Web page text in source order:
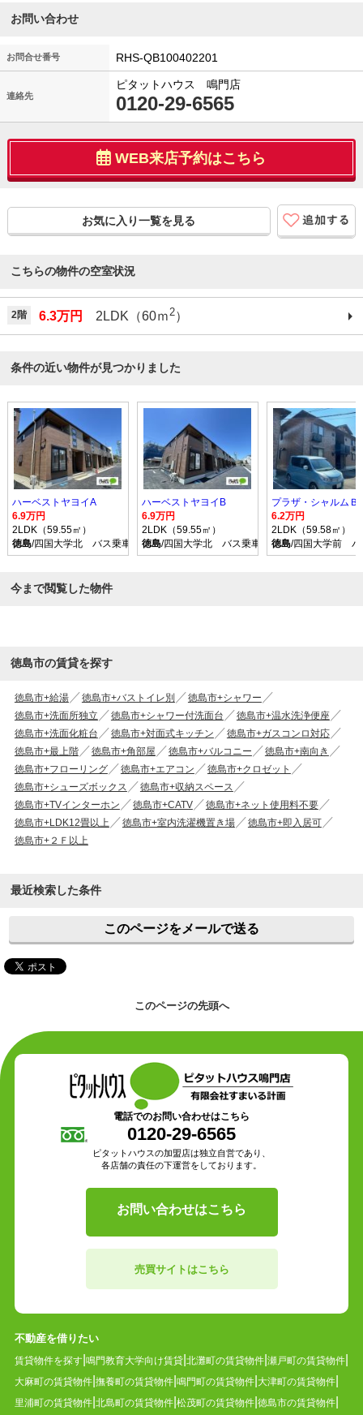
お問い合わせ
お問合せ番号 RHS-QB100402201
連絡先
ピタットハウス 鳴門店
0120-29-6565
WEB来店予約はこちら
お気に入り一覧を見る
こちらの物件の空室状況
2階 6.3万円 2LDK（60ｍ2）
条件の近い物件が見つかりました
ハーベストヤヨイA
6.9万円
2LDK（59.55㎡）
徳島/四国大学北 バス乗車時間21分 停歩3分
ハーベストヤヨイB
6.9万円
2LDK（59.55㎡）
徳島/四国大学北 バス乗車時間21分 停歩3分
プラザ・シャルムＢ
6.2万円
2LDK（59.58㎡）
徳島/四国大学前
今まで閲覧した物件
徳島市の賃貸を探す
徳島市+給湯 徳島市+バストイレ別
徳島市+シャワー
徳島市+洗面所独立
徳島市+シャワー付洗面台
徳島市+温水洗浄便座
徳島市+洗面化粧台
徳島市+対面式キッチン
徳島市+ガスコンロ対応
徳島市+最上階
徳島市+角部屋 徳島市+バルコニー
徳島市+南向き
徳島市+フローリング
徳島市+エアコン
徳島市+クロゼット
徳島市+シューズボックス
徳島市+収納スペース
徳島市+TVインターホン
徳島市+CATV
徳島市+ネット使用料不要
徳島市+LDK12畳以上
徳島市+室内洗濯機置き場
徳島市+即入居可
徳島市+２Ｆ以上
最近検索した条件
このページをメールで送る
このページの先頭へ
電話でのお問い合わせはこちら
0120-29-6565
ピタットハウスの加盟店は独立自営であり、
各店舗の責任の下運営をしております。
お問い合わせはこちら
売買サイトはこちら
不動産を借りたい
賃貸物件を探す 鳴門教育大学向け賃貸 北灘町の賃貸物件 瀬戸町の賃貸物件
大麻町の賃貸物件 撫養町の賃貸物件 鳴門町の賃貸物件 大津町の賃貸物件
里浦町の賃貸物件 北島町の賃貸物件 松茂町の賃貸物件 徳島市の賃貸物件